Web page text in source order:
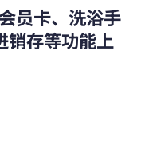
员卡、洗浴手
销存等功能上